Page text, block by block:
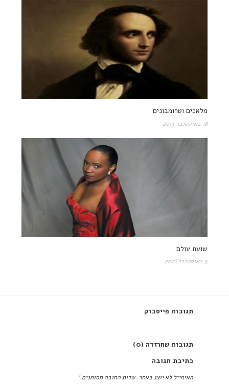
מלאכים וטרומבונים
18 באוקטובר 2013
שועת עולם
5 באוקטובר 2016
תגובות פייסבוק
תגובות שחרזדה (0)
כתיבת תגובה
האימייל לא יוצג באתר. שדות החובה מסומנים*